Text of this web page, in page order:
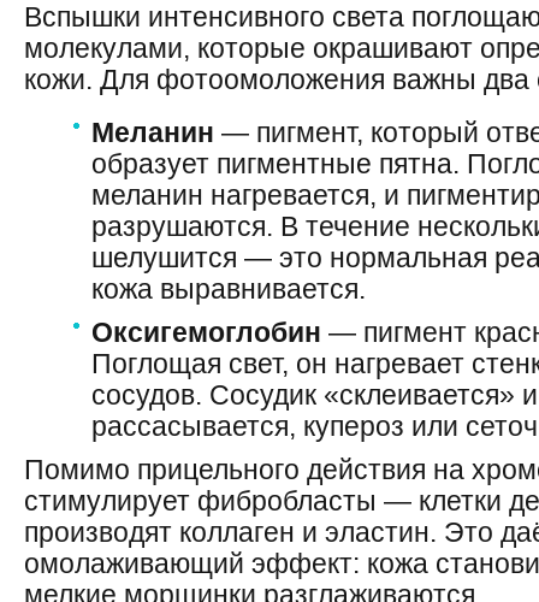
Вспышки интенсивного света
молекулами, которые окрашивают
кожи. Для фотоомоложения важны
Меланин — пигмент, который
образует пигментные пятна.
меланин нагревается, и
разрушаются. В течение
шелушится — это нормальная
кожа выравнивается.
Оксигемоглобин — пигмент
Поглощая свет, он нагревает
сосудов. Сосудик «склеивается»
рассасывается, купероз или
Помимо прицельного действия на
стимулирует фибробласты — клетки
производят коллаген и эластин. Это
омолаживающий эффект: кожа
мелкие морщинки разглаживаются.